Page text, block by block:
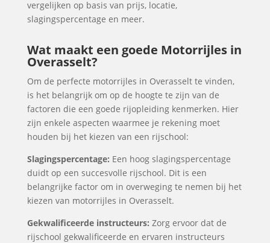
vergelijken op basis van prijs, locatie,
slagingspercentage en meer.
Wat maakt een goede Motorrijles in
Overasselt?
Om de perfecte motorrijles in Overasselt te vinden,
is het belangrijk om op de hoogte te zijn van de
factoren die een goede rijopleiding kenmerken. Hier
zijn enkele aspecten waarmee je rekening moet
houden bij het kiezen van een rijschool:
Slagingspercentage: Een hoog slagingspercentage
duidt op een succesvolle rijschool. Dit is een
belangrijke factor om in overweging te nemen bij het
kiezen van motorrijles in Overasselt.
Gekwalificeerde instructeurs: Zorg ervoor dat de
rijschool gekwalificeerde en ervaren instructeurs